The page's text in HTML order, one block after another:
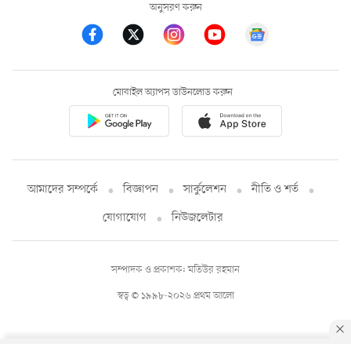
অনুসরণ করুন
মোবাইল অ্যাপস ডাউনলোড করুন
আমাদের সম্পর্কে বিজ্ঞাপন সার্কুলেশন
নীতি ও শর্ত
যোগাযোগ
নিউজলেটার
স্বত্ব © ১৯৯৮-২০২৬ প্রথম আলো
সম্পাদক ও প্রকাশক: মতিউর রহমান